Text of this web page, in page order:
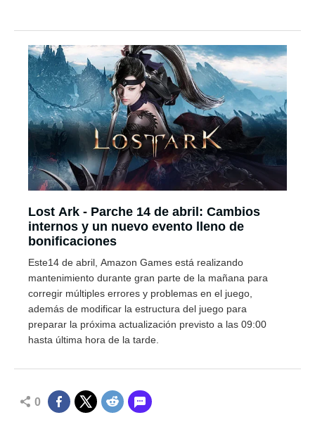
Lost Ark - Parche 14 de abril: Cambios
internos y un nuevo evento lleno de
bonificaciones
Este14 de abril, Amazon Games está realizando
mantenimiento durante gran parte de la mañana para
corregir múltiples errores y problemas en el juego,
además de modificar la estructura del juego para
preparar la próxima actualización previsto a las 09:00
hasta última hora de la tarde.
0